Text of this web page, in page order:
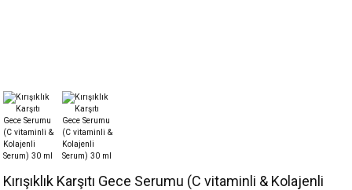
Kırışıklık Karşıtı Gece Serumu (C vitaminli & Kolajenli